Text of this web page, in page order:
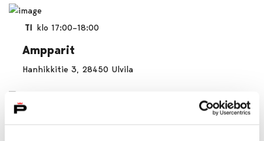
TI klo 17:00–18:00
Ampparit
Hanhikkitie 3, 28450 Ulvila